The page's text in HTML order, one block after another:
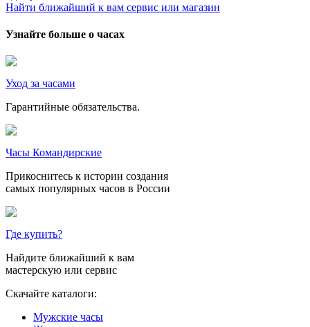
Найти ближайший к вам сервис или магазин
Узнайте больше о часах
Уход за часами
Гарантийные обязательства.
Часы Командирские
Прикоснитесь к истории создания
самых популярных часов в России
Где купить?
Найдите ближайший к вам
мастерскую или сервис
Скачайте каталоги:
Мужские часы